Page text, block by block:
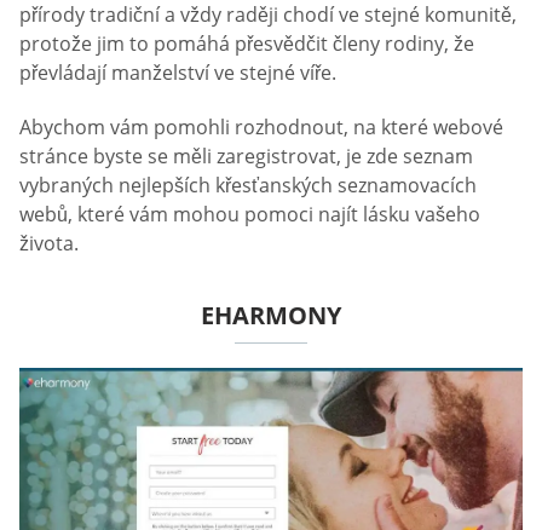
přírody tradiční a vždy raději chodí ve stejné komunitě,
protože jim to pomáhá přesvědčit členy rodiny, že
převládají manželství ve stejné víře.
Abychom vám pomohli rozhodnout, na které webové
stránce byste se měli zaregistrovat, je zde seznam
vybraných nejlepších křesťanských seznamovacích
webů, které vám mohou pomoci najít lásku vašeho
života.
EHARMONY